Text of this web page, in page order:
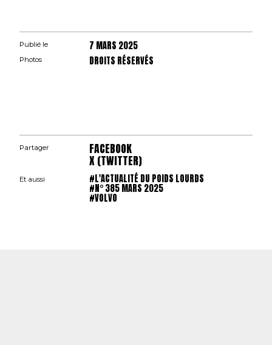
Publié le 7 MARS 2025
Photos DROITS RÉSERVÉS
Partager FACEBOOK
X (TWITTER)
Et aussi #L'ACTUALITÉ DU POIDS LOURDS
#N° 385 MARS 2025
#VOLVO